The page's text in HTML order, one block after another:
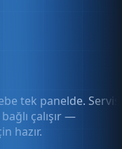
tek panelde. Servis
çalışır —
hazır.
içinde yayına alın